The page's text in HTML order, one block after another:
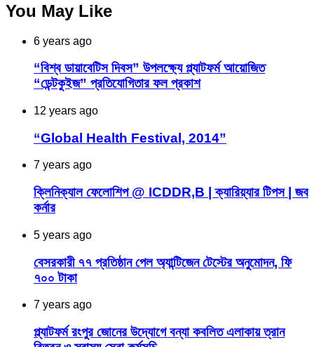
You May Like
6 years ago
“বিশ্ব ডায়াবেটিস দিবস” উপলক্ষ্যে প্ল্যাটফর্ম আয়োজিত
“ডেন্টকুইজ” প্রতিযোগিতার ফল প্রকাশ
12 years ago
“Global Health Festival, 2014”
7 years ago
ক্লিনিক্যাল ফেলোশিপ @ ICDDR,B | ক্যারিয়্যার টিপস | জব
কর্নার
5 years ago
বেসরকারী ৭৭ প্রতিষ্ঠান পেল অ্যান্টিজেন টেস্টের অনুমোদন, ফি
৭০০ টাকা
7 years ago
প্ল্যাটফর্ম রংপুর জোনের উদ্যোগে বন্যা কবলিত এলাকায় ত্রান